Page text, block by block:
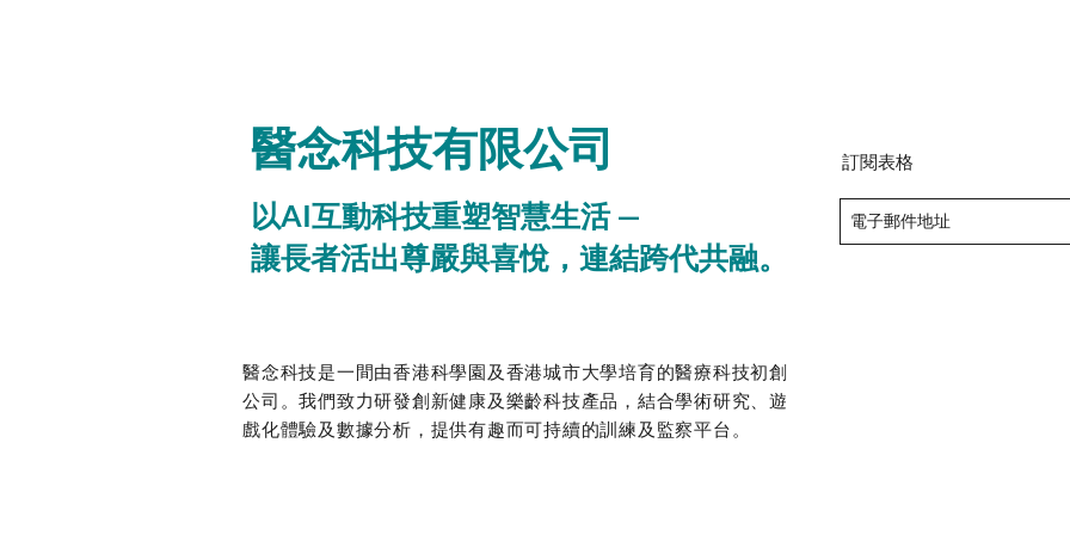
醫念科技有限公司
以AI互動科技重塑智慧生活 —
讓長者活出尊嚴與喜悅，連結跨代共融。
醫念科技是一間由香港科學園及香港城市大學培育的醫療科技初創
公司。​我們致力研發創新健康及樂齡科技產品，結合學術研究、遊
戲化體驗及數據分析，提供有趣而可持續的訓練及監察平台。
訂閱表格